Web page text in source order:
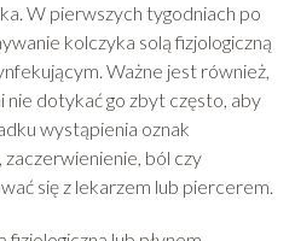
W pierwszych tygodniach po
kolczyka solą fizjologiczną
Ważne jest również,
nie dotykać go zbyt często, aby
wystąpienia oznak
zaczerwienienie, ból czy
się z lekarzem lub piercerem.